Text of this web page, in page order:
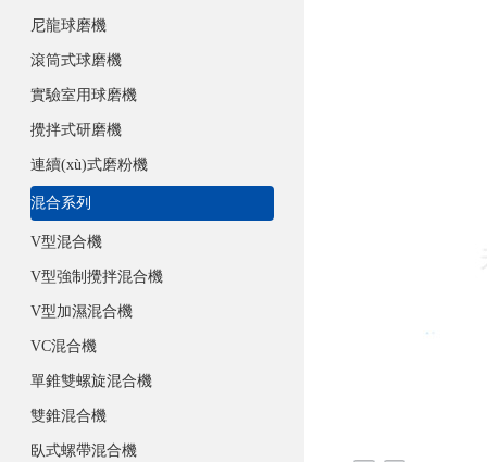
尼龍球磨機
滾筒式球磨機
實驗室用球磨機
攪拌式研磨機
連續(xù)式磨粉機
混合系列
V型混合機
V型強制攪拌混合機
V型加濕混合機
VC混合機
單錐雙螺旋混合機
雙錐混合機
臥式螺帶混合機